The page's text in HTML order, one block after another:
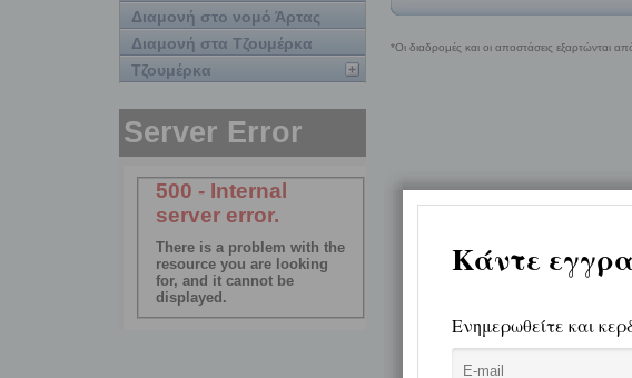
Διαμονή στο νομό Άρτας
Διαμονή στα Τζουμέρκα
Τζουμέρκα